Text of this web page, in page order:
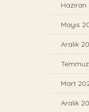
Haziran
Mayıs
Aralık
Mart
Aralık